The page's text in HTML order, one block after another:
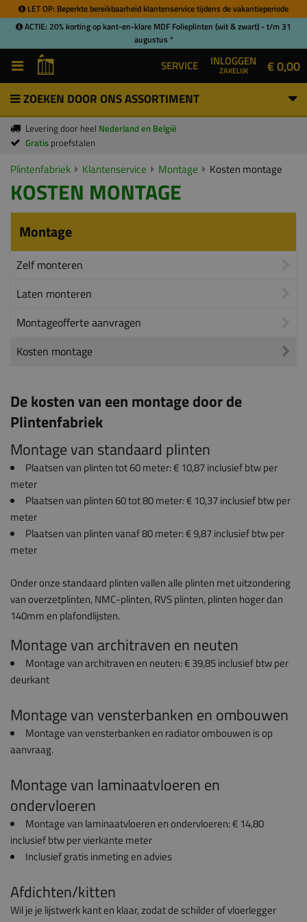
LET OP: Beperkte bereikbaarheid klantenservice tijdens de vakantieperiode
ACTIE: 20% korting op kant-en-klare MDF Folieplinten (wit & zwart) - t/m 31
augustus *
SERVICE INLOGGEN
ZAKELIJK € 0,00
ZOEKEN DOOR ONS ASSORTIMENT
Levering door heel Nederland en België
Gratis proefstalen
Plintenfabriek Klantenservice Montage Kosten montage
KOSTEN MONTAGE
Montage
Zelf monteren
Laten monteren
Montageofferte aanvragen
Kosten montage
De kosten van een montage door de
Plintenfabriek
Montage van standaard plinten
Plaatsen van plinten tot 60 meter: € 10,87 inclusief btw per
meter
Plaatsen van plinten 60 tot 80 meter: € 10,37 inclusief btw per
meter
Plaatsen van plinten vanaf 80 meter: € 9,87 inclusief btw per
meter
Onder onze standaard plinten vallen alle plinten met uitzondering
van overzetplinten, NMC-plinten, RVS plinten, plinten hoger dan
140mm en plafondlijsten.
Montage van architraven en neuten
Montage van architraven en neuten: € 39,85 inclusief btw per
deurkant
Montage van vensterbanken en ombouwen
Montage van vensterbanken en radiator ombouwen is op
aanvraag.
Montage van laminaatvloeren en
ondervloeren
Montage van laminaatvloeren en ondervloeren: € 14,80
inclusief btw per vierkante meter
Inclusief gratis inmeting en advies
Afdichten/kitten
Wil je je lijstwerk kant en klaar, zodat de schilder of vloerlegger